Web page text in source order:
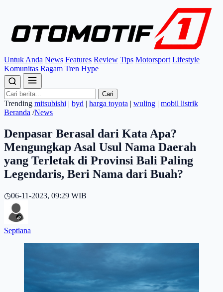
Untuk Anda News Features Review Tips Motorsport Lifestyle
Komunitas Ragam Tren Hype
Cari
Trending mitsubishi | byd | harga toyota | wuling | mobil listrik
Beranda /News
Denpasar Berasal dari Kata Apa?
Mengungkap Asal Usul Nama Daerah
yang Terletak di Provinsi Bali Paling
Legendaris, Beri Nama dari Buah?
◷06-11-2023, 09:29 WIB
Septiana